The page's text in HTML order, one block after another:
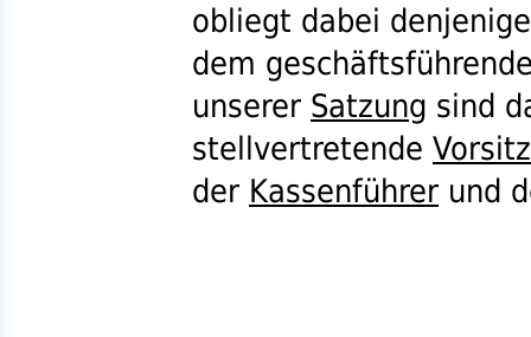
obliegt dabei
dem
unserer Satzung sind
stellvertretende
der Kassenführer und